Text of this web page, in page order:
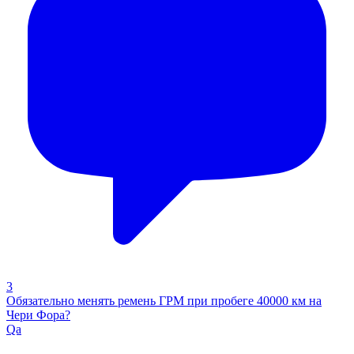
3
Обязательно менять ремень ГРМ при пробеге 40000 км на
Чери Фора?
Qa